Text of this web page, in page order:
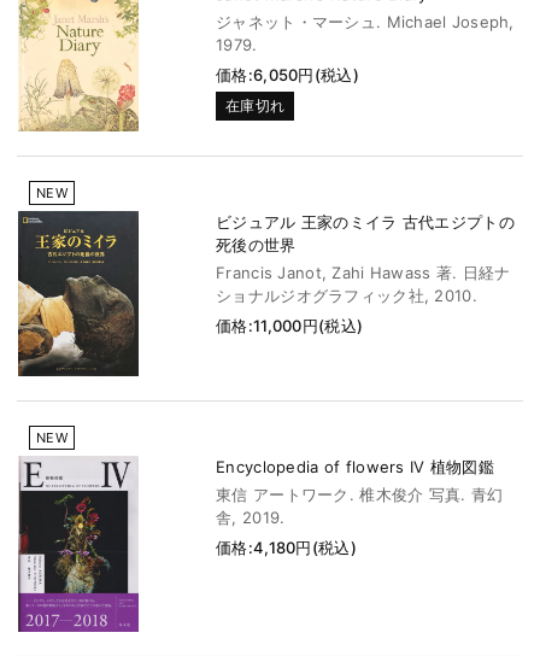
ジャネット・マーシュ. Michael Joseph,
1979.
価格:6,050円(税込)
在庫切れ
NEW
ビジュアル 王家のミイラ 古代エジプトの
死後の世界
Francis Janot, Zahi Hawass 著. 日経ナ
ショナルジオグラフィック社, 2010.
価格:11,000円(税込)
NEW
Encyclopedia of flowers IV 植物図鑑
東信 アートワーク. 椎木俊介 写真. 青幻
舎, 2019.
価格:4,180円(税込)